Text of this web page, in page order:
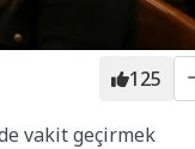
125
vakit geçirmek